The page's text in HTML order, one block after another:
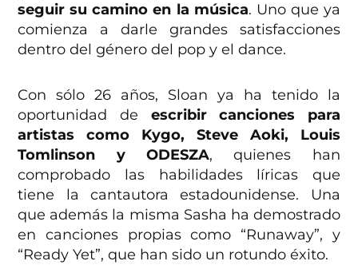
seguir su camino en la música. Uno que ya
comienza a darle grandes satisfacciones
dentro del género del pop y el dance.
Con sólo 26 años, Sloan ya ha tenido la
oportunidad de escribir canciones para
artistas como Kygo, Steve Aoki, Louis
Tomlinson y ODESZA, quienes han
comprobado las habilidades líricas que
tiene la cantautora estadounidense. Una
que además la misma Sasha ha demostrado
en canciones propias como “Runaway”, y
“Ready Yet”, que han sido un rotundo éxito.